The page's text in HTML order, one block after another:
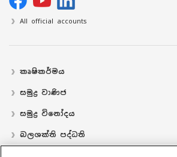
All official accounts
කෘෂිකර්මය
සමුද්‍ර වාණිජ
සමුද්‍ර විනෝදය
බලශක්ති පද්ධති